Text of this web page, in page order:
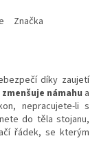
Značka
díky zaujetí
zmenšuje námahu a
nepracujete-li s
do těla stojanu,
řádek, se kterým